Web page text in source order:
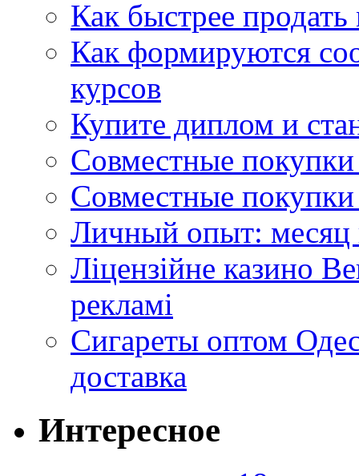
Как быстрее
Как формируются
курсов
Купите диплом и
Совместные
Совместные покупки
Личный опыт: месяц
Ліцензійне казино
рекламі
Сигареты оптом
доставка
Интересное